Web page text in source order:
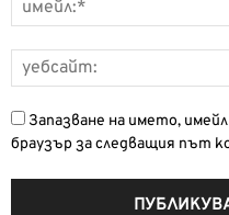
Запазване на името,
браузър за следващия път